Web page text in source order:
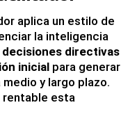
aplica un estilo de
la inteligencia
decisiones directivas
inicialpara generar
y largo plazo.
rentable esta